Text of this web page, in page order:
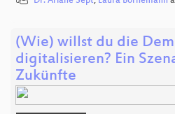
(Wie) willst du die
digitalisieren? Ein
Zukünfte